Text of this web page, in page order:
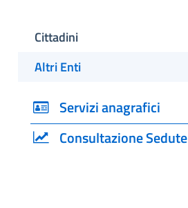
Cittadini
Altri Enti
Servizi anagrafici
Consultazione Sedute